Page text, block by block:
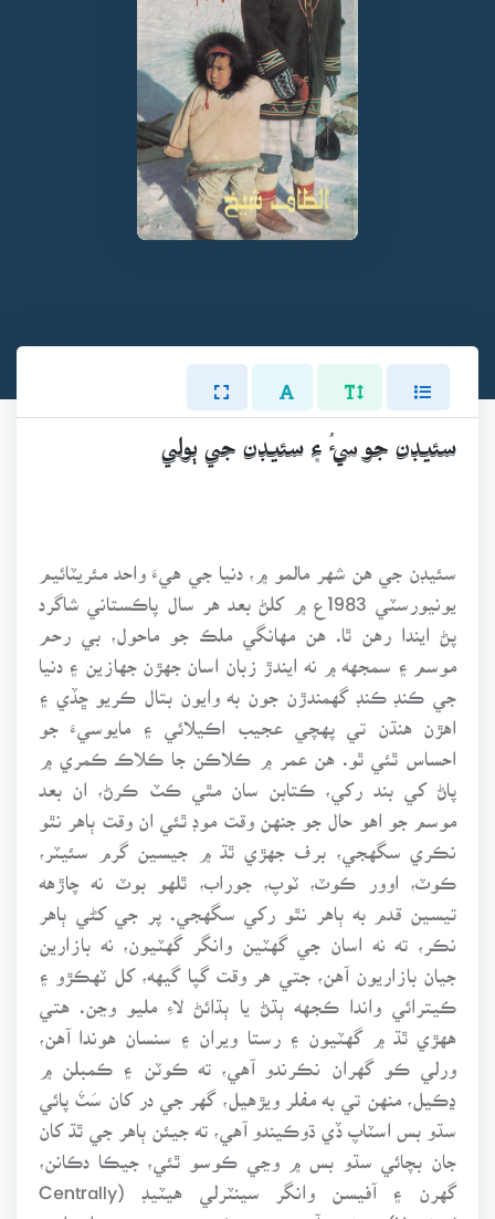
سئيڊن جو سيءُ ۽ سئيڊن جي ٻولي
سئيڊن جي هن شهر مالمو ۾، دنيا جي هيءَ واحد مئريٽائيم
يونيورسٽي 1983ع ۾ کلڻ بعد هر سال پاڪستاني شاگرد
پڻ ايندا رهن ٿا. هن مهانگي ملڪ جو ماحول، بي رحم
موسم ۽ سمجهه ۾ نه ايندڙ زبان اسان جهڙن جهازين ۽ دنيا
جي ڪنڊ ڪنڊ گهمندڙن جون به وايون بتال ڪريو ڇڏي ۽
اهڙن هنڌن تي پهچي عجيب اڪيلائي ۽ مايوسيءَ جو
احساس ٿئي ٿو. هن عمر ۾ ڪلاڪن جا ڪلاڪ ڪمري ۾
پاڻ کي بند رکي، ڪتابن سان مٿي ڪٽ ڪرڻ، ان بعد
موسم جو اهو حال جو جنهن وقت موڊ ٿئي ان وقت ٻاهر نٿو
نڪري سگهجي، برف جهڙي ٿڌ ۾ جيسين گرم سئيٽر،
ڪوٽ، اوور ڪوٽ، ٽوپ، جوراب، ٿلهو بوٽ نه چاڙهه
تيسين قدم به ٻاهر نٿو رکي سگهجي. پر جي کڻي ٻاهر
نڪر، ته نه اسان جي گهٽين وانگر گهٽيون، نه بازارين
جيان بازاريون آهن، جتي هر وقت گپا گيهه، کل ٽهڪڙو ۽
ڪيترائي واندا ڪجهه ٻڌڻ يا ٻڌائڻ لاءِ مليو وڃن. هتي
ههڙي ٿڌ ۾ گهٽيون ۽ رستا ويران ۽ سنسان هوندا آهن،
ورلي ڪو گهران نڪرندو آهي، ته ڪوٽن ۽ ڪمبلن ۾
ڍڪيل، منهن تي به مفلر ويڙهيل، گهر جي در کان سَٽَ پائي
سڌو بس اسٽاپ ڏي ڌوڪيندو آهي، ته جيئن ٻاهر جي ٿڌ کان
جان بچائي سڌو بس ۾ وڃي ڪوسو ٿئي، جيڪا دڪانن،
Heated) هوندي آهي. هر هڪ جي جسم تي ايترا ته